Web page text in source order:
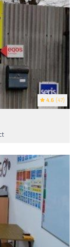
4.6 (47)